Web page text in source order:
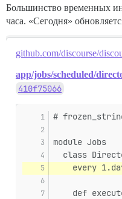
Большинство временных
часа. «Сегодня»
github.com/discourse/
app/jobs/scheduled/
410f75066
#
module Jobs
class
every
def